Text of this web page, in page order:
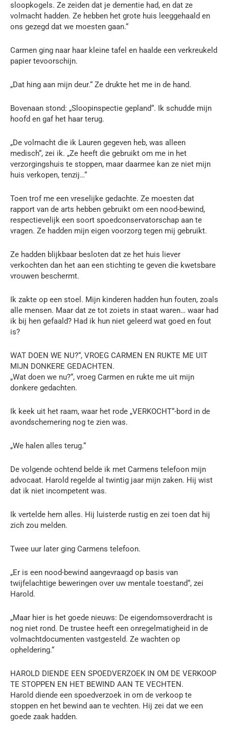
sloopkogels. Ze zeiden dat je dementie had, en dat ze
volmacht hadden. Ze hebben het grote huis leeggehaald en
ons gezegd dat we moesten gaan.“
Carmen ging naar haar kleine tafel en haalde een verkreukeld
papier tevoorschijn.
„Dat hing aan mijn deur.“ Ze drukte het me in de hand.
Bovenaan stond: „Sloopinspectie gepland“. Ik schudde mijn
hoofd en gaf het haar terug.
„De volmacht die ik Lauren gegeven heb, was alleen
medisch“, zei ik. „Ze heeft die gebruikt om me in het
verzorgingshuis te stoppen, maar daarmee kan ze niet mijn
huis verkopen, tenzij…“
Toen trof me een vreselijke gedachte. Ze moesten dat
rapport van de arts hebben gebruikt om een nood-bewind,
respectievelijk een soort spoedconservatorschap aan te
vragen. Ze hadden mijn eigen voorzorg tegen mij gebruikt.
Ze hadden blijkbaar besloten dat ze het huis liever
verkochten dan het aan een stichting te geven die kwetsbare
vrouwen beschermt.
Ik zakte op een stoel. Mijn kinderen hadden hun fouten, zoals
alle mensen. Maar dat ze tot zoiets in staat waren… waar had
ik bij hen gefaald? Had ik hun niet geleerd wat goed en fout
is?
WAT DOEN WE NU?“, VROEG CARMEN EN RUKTE ME UIT
MIJN DONKERE GEDACHTEN.
„Wat doen we nu?“, vroeg Carmen en rukte me uit mijn
donkere gedachten.
Ik keek uit het raam, waar het rode „VERKOCHT“-bord in de
avondschemering nog te zien was.
„We halen alles terug.“
De volgende ochtend belde ik met Carmens telefoon mijn
advocaat. Harold regelde al twintig jaar mijn zaken. Hij wist
dat ik niet incompetent was.
Ik vertelde hem alles. Hij luisterde rustig en zei toen dat hij
zich zou melden.
Twee uur later ging Carmens telefoon.
„Er is een nood-bewind aangevraagd op basis van
twijfelachtige beweringen over uw mentale toestand“, zei
Harold.
„Maar hier is het goede nieuws: De eigendomsoverdracht is
nog niet rond. De trustee heeft een onregelmatigheid in de
volmachtdocumenten vastgesteld. Ze wachten op
opheldering.“
HAROLD DIENDE EEN SPOEDVERZOEK IN OM DE VERKOOP
TE STOPPEN EN HET BEWIND AAN TE VECHTEN.
Harold diende een spoedverzoek in om de verkoop te
stoppen en het bewind aan te vechten. Hij zei dat we een
goede zaak hadden.